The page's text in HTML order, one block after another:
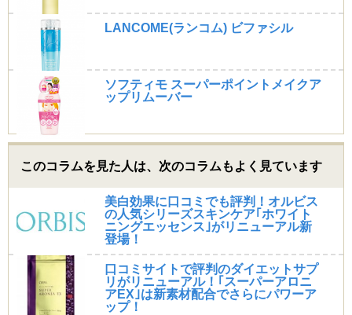
LANCOME(ランコム) ビファシル
ソフティモ スーパーポイントメイクア
ップリムーバー
このコラムを見た人は、次のコラムもよく見ています
美白効果に口コミでも評判！オルビス
の人気シリーズスキンケア｢ホワイト
ニングエッセンス｣がリニューアル新
登場！
口コミサイトで評判のダイエットサプ
リがリニューアル！｢スーパーアロニ
アEX｣は新素材配合でさらにパワーア
ップ！